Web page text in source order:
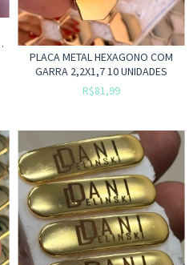
PLACA METAL HEXAGONO COM
GARRA 2,2X1,7 10 UNIDADES
R$81,99